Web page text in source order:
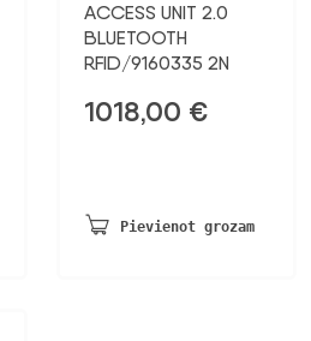
ACCESS UNIT 2.0
BLUETOOTH
RFID/9160335 2N
1018,00 €
Pievienot grozam